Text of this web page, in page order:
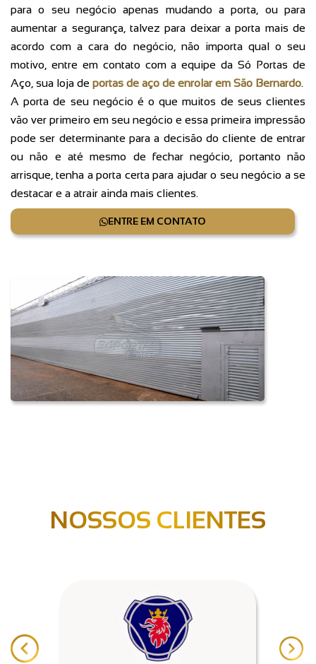
para o seu negócio apenas mudando a porta, ou para
aumentar a segurança, talvez para deixar a porta mais de
acordo com a cara do negócio, não importa qual o seu
motivo, entre em contato com a equipe da Só Portas de
Aço, sua loja de portas de aço de enrolar em São Bernardo.
A porta de seu negócio é o que muitos de seus clientes
vão ver primeiro em seu negócio e essa primeira impressão
pode ser determinante para a decisão do cliente de entrar
ou não e até mesmo de fechar negócio, portanto não
arrisque, tenha a porta certa para ajudar o seu negócio a se
destacar e a atrair ainda mais clientes.
ENTRE EM CONTATO
NOSSOS CLIENTES